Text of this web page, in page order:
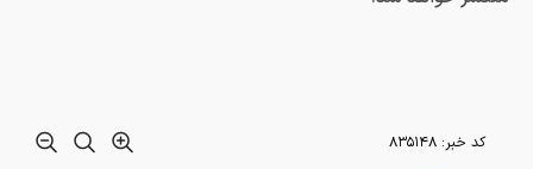
کد خبر: ۸۳۵۱۴۸